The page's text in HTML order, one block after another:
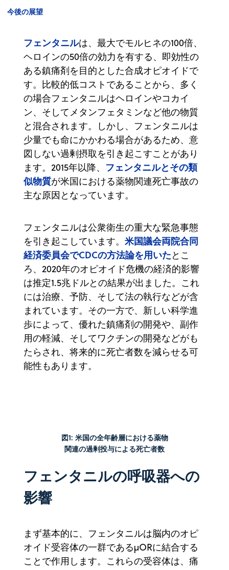
今後の展望
フェンタニルは、最大でモルヒネの100倍、
ヘロインの50倍の効力を有する、即効性の
ある鎮痛剤を目的とした合成オピオイドで
す。比較的低コストであることから、多く
の場合フェンタニルはヘロインやコカイ
ン、そしてメタンフェタミンなど他の物質
と混合されます。しかし、フェンタニルは
少量でも命にかかわる場合があるため、意
図しない過剰摂取を引き起こすことがあり
ます。2015年以降、 フェンタニルとその類
似物質が米国における薬物関連死亡事故の
主な原因となっています。
フェンタニルは公衆衛生の重大な緊急事態
を引き起こしています。 米国議会両院合同
経済委員会でCDCの方法論を用いたとこ
ろ、2020年のオピオイド危機の経済的影響
は推定1.5兆ドルとの結果が出ました。これ
には治療、予防、そして法の執行などが含
まれています。その一方で、新しい科学進
歩によって、優れた鎮痛剤の開発や、副作
用の軽減、そしてワクチンの開発などがも
たらされ、将来的に死亡者数を減らせる可
能性もあります。
図1: 米国の全年齢層における薬物
関連の過剰投与による死亡者数
フェンタニルの呼吸器への
影響
まず基本的に、フェンタニルは脳内のオピ
オイド受容体の一群であるµORに結合する
ことで作用します。これらの受容体は、痛